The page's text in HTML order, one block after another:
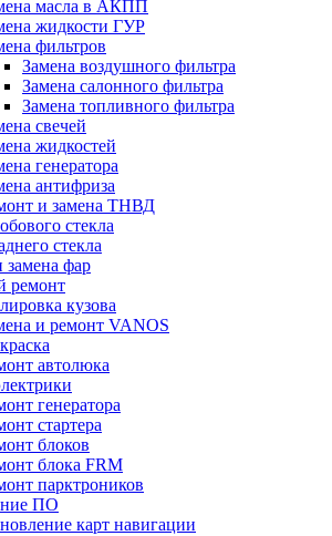
масла в АКПП
жидкости ГУР
фильтров
Замена воздушного фильтра
Замена салонного фильтра
Замена топливного фильтра
свечей
жидкостей
генератора
антифриза
и замена ТНВД
стекла
стекла
замена фар
ремонт
кузова
и ремонт VANOS
автолюка
генератора
стартера
блоков
блока FRM
парктроников
ПО
карт навигации